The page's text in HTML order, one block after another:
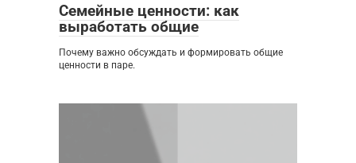
Семейные ценности: как
выработать общие
Почему важно обсуждать и формировать общие
ценности в паре.